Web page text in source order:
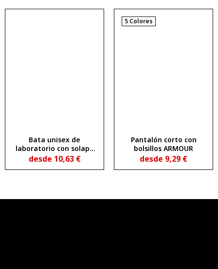
Bata unisex de
laboratorio con solapa
MEDERI
desde 10,63 €
5 Colores
Pantalón corto con
bolsillos ARMOUR
desde 9,29 €